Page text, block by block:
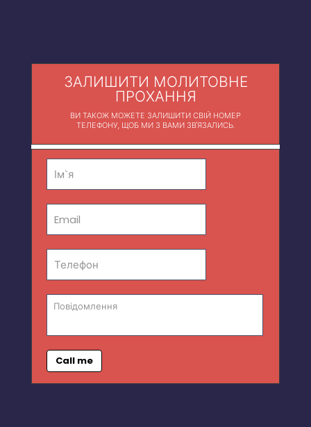
ЗАЛИШИТИ МОЛИТОВНЕ
ПРОХАННЯ
ВИ ТАКОЖ МОЖЕТЕ ЗАЛИШИТИ СВІЙ НОМЕР
ТЕЛЕФОНУ, ЩОБ МИ З ВАМИ ЗВ'ЯЗАЛИСЬ.
Call me